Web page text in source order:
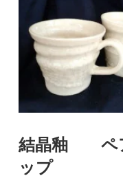
結晶釉 ペ
ップ